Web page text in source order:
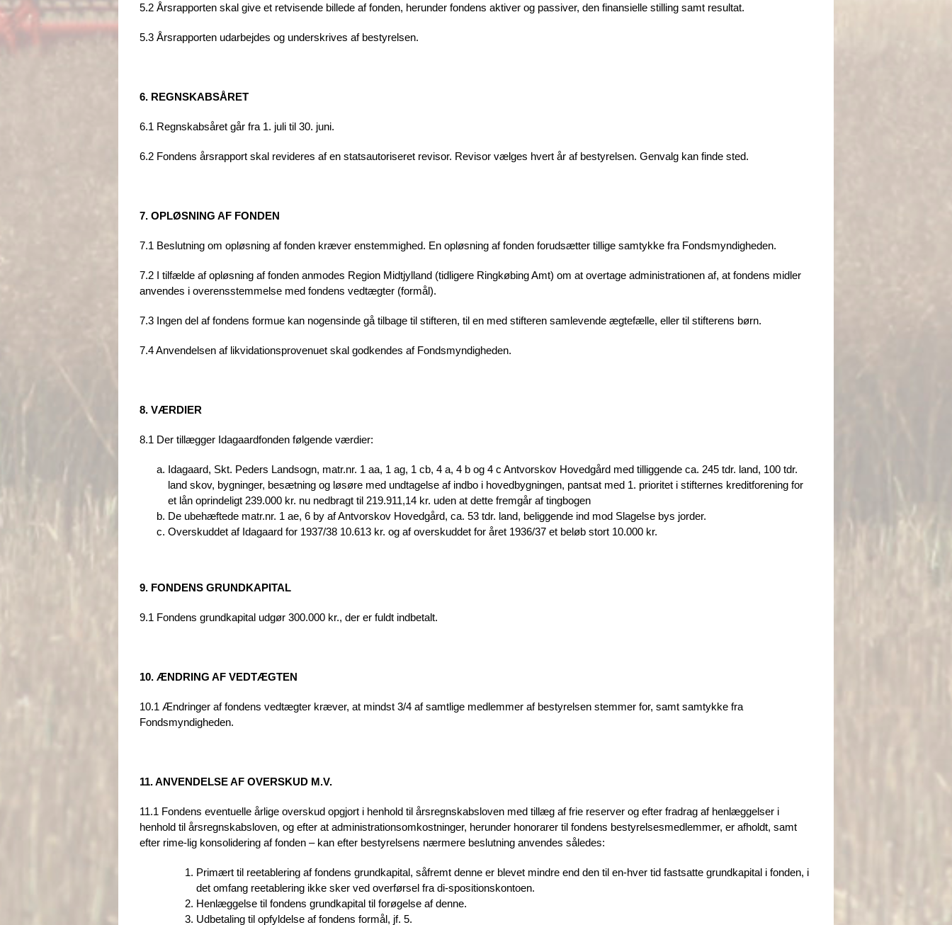
5.2 Årsrapporten skal give et retvisende billede af fonden, herunder fondens aktiver og passiver, den finansielle stilling samt resultat.
5.3 Årsrapporten udarbejdes og underskrives af bestyrelsen.
6. REGNSKABSÅRET
6.1 Regnskabsåret går fra 1. juli til 30. juni.
6.2 Fondens årsrapport skal revideres af en statsautoriseret revisor. Revisor vælges hvert år af bestyrelsen. Genvalg kan finde sted.
7. OPLØSNING AF FONDEN
7.1 Beslutning om opløsning af fonden kræver enstemmighed. En opløsning af fonden forudsætter tillige samtykke fra Fondsmyndigheden.
7.2 I tilfælde af opløsning af fonden anmodes Region Midtjylland (tidligere Ringkøbing Amt) om at overtage administrationen af, at fondens midler
anvendes i overensstemmelse med fondens vedtægter (formål).
7.3 Ingen del af fondens formue kan nogensinde gå tilbage til stifteren, til en med stifteren samlevende ægtefælle, eller til stifterens børn.
7.4 Anvendelsen af likvidationsprovenuet skal godkendes af Fondsmyndigheden.
8. VÆRDIER
8.1 Der tillægger Idagaardfonden følgende værdier:
Idagaard, Skt. Peders Landsogn, matr.nr. 1 aa, 1 ag, 1 cb, 4 a, 4 b og 4 c Antvorskov Hovedgård med tilliggende ca. 245 tdr. land, 100 tdr.
land skov, bygninger, besætning og løsøre med undtagelse af indbo i hovedbygningen, pantsat med 1. prioritet i stifternes kreditforening for
et lån oprindeligt 239.000 kr. nu nedbragt til 219.911,14 kr. uden at dette fremgår af tingbogen
De ubehæftede matr.nr. 1 ae, 6 by af Antvorskov Hovedgård, ca. 53 tdr. land, beliggende ind mod Slagelse bys jorder.
Overskuddet af Idagaard for 1937/38 10.613 kr. og af overskuddet for året 1936/37 et beløb stort 10.000 kr.
9. FONDENS GRUNDKAPITAL
9.1 Fondens grundkapital udgør 300.000 kr., der er fuldt indbetalt.
10. ÆNDRING AF VEDTÆGTEN
10.1 Ændringer af fondens vedtægter kræver, at mindst 3/4 af samtlige medlemmer af bestyrelsen stemmer for, samt samtykke fra
Fondsmyndigheden.
11. ANVENDELSE AF OVERSKUD M.V.
11.1 Fondens eventuelle årlige overskud opgjort i henhold til årsregnskabsloven med tillæg af frie reserver og efter fradrag af henlæggelser i
henhold til årsregnskabsloven, og efter at administrationsomkostninger, herunder honorarer til fondens bestyrelsesmedlemmer, er afholdt, samt
efter rime-lig konsolidering af fonden – kan efter bestyrelsens nærmere beslutning anvendes således:
Primært til reetablering af fondens grundkapital, såfremt denne er blevet mindre end den til en-hver tid fastsatte grundkapital i fonden, i
det omfang reetablering ikke sker ved overførsel fra di-spositionskontoen.
Henlæggelse til fondens grundkapital til forøgelse af denne.
Udbetaling til opfyldelse af fondens formål, jf. 5.